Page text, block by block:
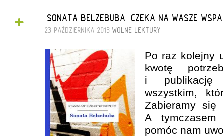
+ „SONATA BELZEBUBA” CZEKA NA WASZE
23 PAŹDZIERNIKA 2013 WOLNE LEKTURY
Po raz kolejny
kwotę
i publikację
wszystkim,
Zabieramy się
A
pomóc nam